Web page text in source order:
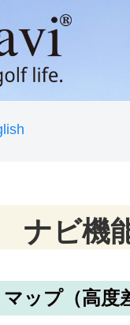
ナビ機
マップ（高度